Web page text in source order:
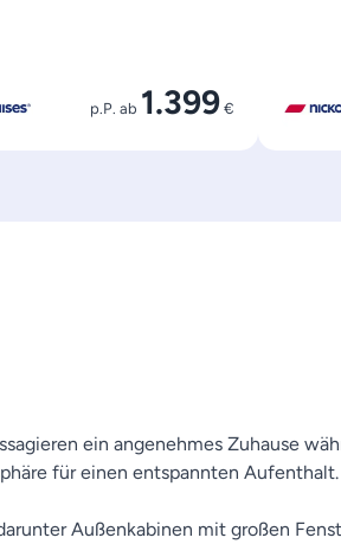
p.P. ab 1.399€
ein angenehmes Zuhause
für einen entspannten Aufenthalt.
Außenkabinen mit großen